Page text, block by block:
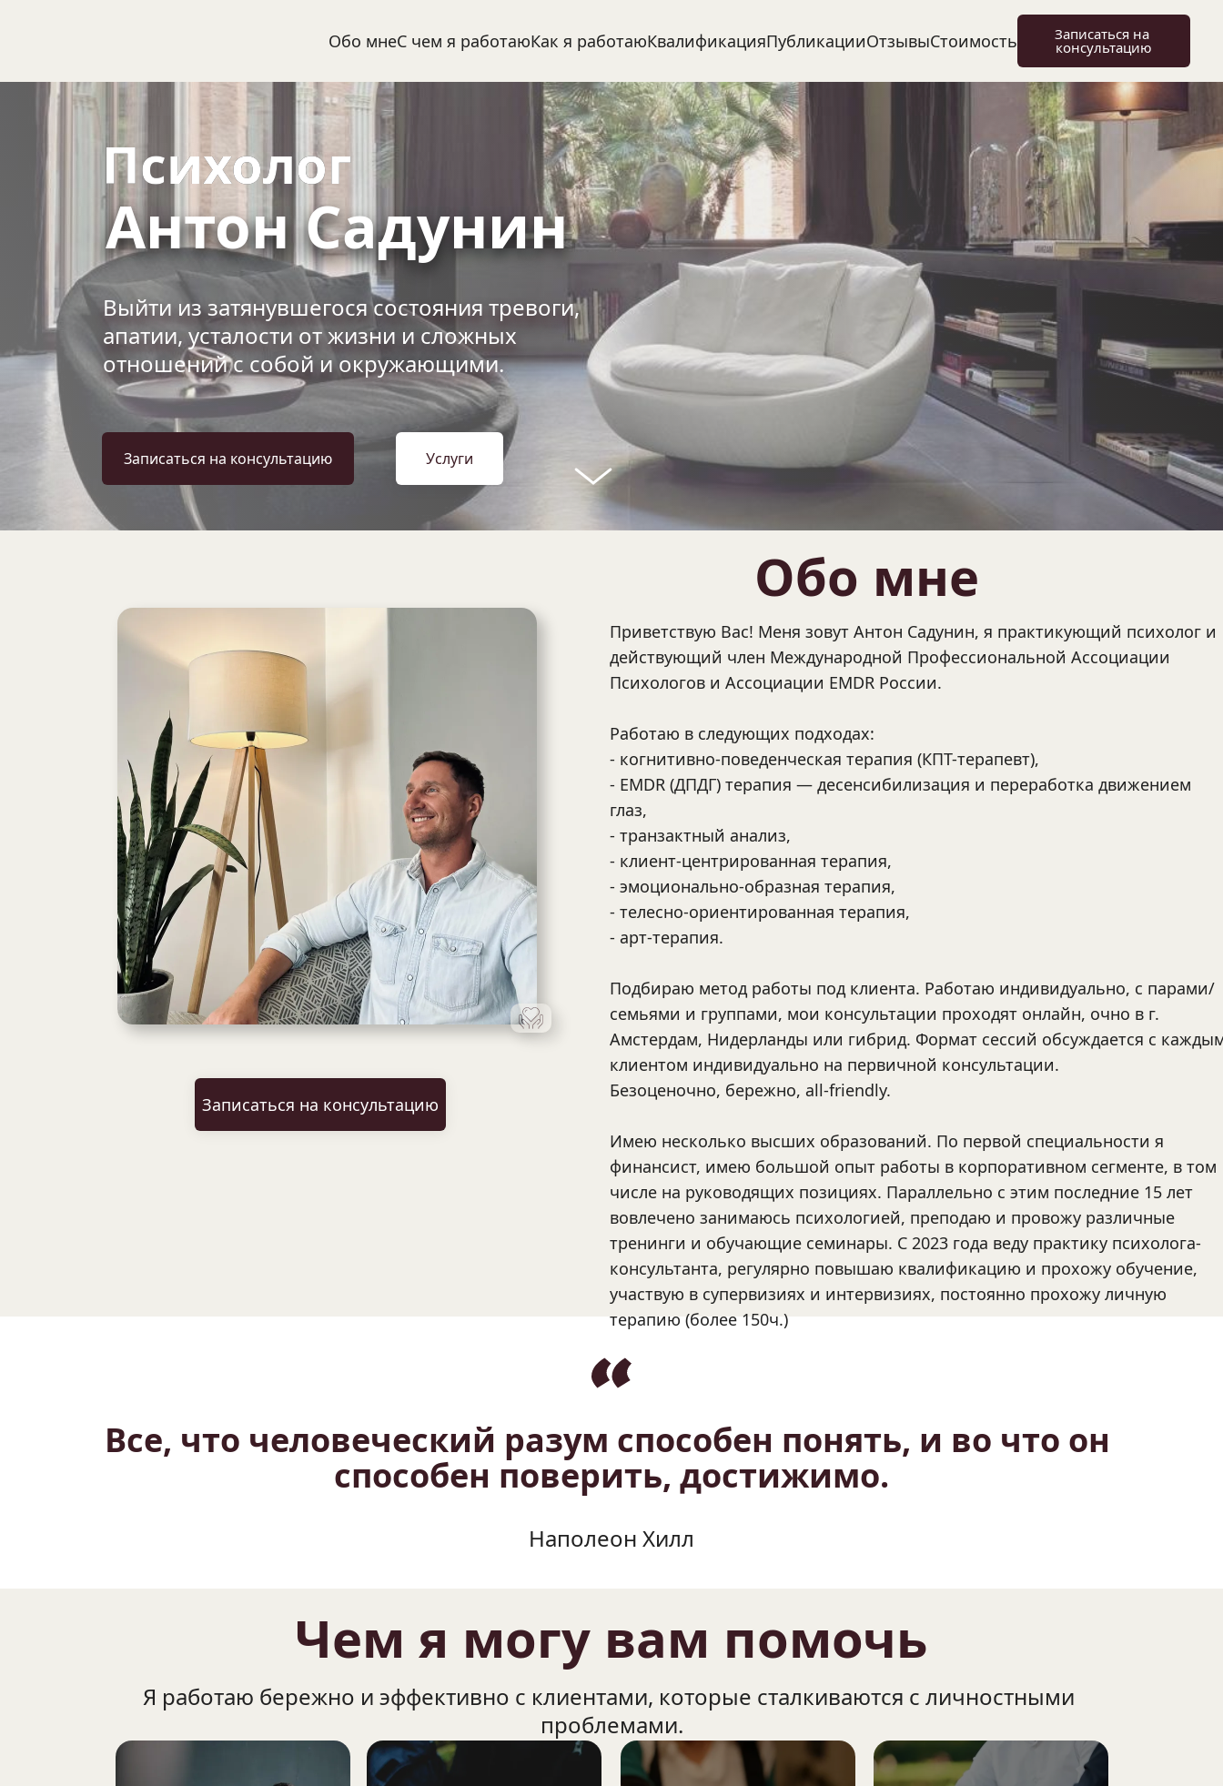
Обо мнеС чем я работаюКак я работаюКвалификацияПубликацииОтзывыСтоимость Записаться на
консультацию
Антон Садунин
Психолог
Выйти из затянувшегося состояния тревоги,
апатии, усталости от жизни и сложных
отношений c собой и окружающими.
Записаться на консультацию Услуги
Приветствую Вас! Меня зовут Антон Садунин, я практикующий психолог и
действующий член Международной Профессиональной Ассоциации
Психологов и Ассоциации EMDR России.
Работаю в следующих подходах:
- когнитивно-поведенческая терапия (КПТ-терапевт),
- EMDR (ДПДГ) терапия — десенсибилизация и переработка движением
глаз,
- транзактный анализ,
- клиент-центрированная терапия,
- эмоционально-образная терапия,
- телесно-ориентированная терапия,
- арт-терапия.
Подбираю метод работы под клиента. Работаю индивидуально, с парами/
семьями и группами, мои консультации проходят онлайн, очно в г.
Амстердам, Нидерланды или гибрид. Формат сессий обсуждается с
клиентом индивидуально на первичной консультации.
Безоценочно, бережно, all-friendly.
Имею несколько высших образований. По первой специальности я
финансист, имею большой опыт работы в корпоративном сегменте, в том
числе на руководящих позициях. Параллельно с этим последние 15 лет
вовлечено занимаюсь психологией, преподаю и провожу различные
тренинги и обучающие семинары. С 2023 года веду практику психолога-
консультанта, регулярно повышаю квалификацию и прохожу обучение,
участвую в супервизиях и интервизиях, постоянно прохожу личную
терапию (более 150ч.)
Обо мне
Записаться на консультацию
Все, что человеческий разум способен понять, и во что он
способен поверить, достижимо.
Наполеон Хилл
Чем я могу вам помочь
Я работаю бережно и эффективно с клиентами, которые сталкиваются с личностными
проблемами.